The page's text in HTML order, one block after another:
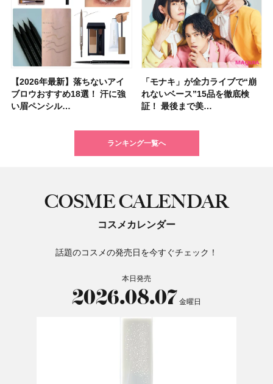
【2026年最新】落ちないアイ
ブロウおすすめ18選！ 汗に強
い眉ペンシル…
「モナキ」が全力ライブで“崩
れないベース”15品を徹底検
証！ 最後まで美…
【2026夏】「ハリ・たるみケ
ア」ランキングTOP5！＜マキ
アビューティ…
【2026夏】「シワケア」ラン
キングTOP5！＜マキアビュー
ティーズが投…
【2026年最新】落ちないアイ
ブロウおすすめ18選！ 汗に強
い眉ペンシル…
「モナキ」が全力ライブで“崩
れないベース”15品を徹底検
証！ 最後まで美…
【2026年】ボディ用日焼け止
めUVのおすすめ20選！ この夏
注目の人気…
「ミス ディオール オードゥ パ
ルファン」が新たな装いで登
場！ シルバー…
【板野友美さんの美活】「最
近、下の歯の矯正を再開したん
です」オーラルケア…
【石井美保さんのおすすめお菓
子＆お茶10選】手土産にもぴっ
たり
【2026年夏】小顔に見えるボ
ブの髪型37選！ レイヤー・切
りっぱなしな…
【2026年】最新トレンド「ボ
ブ」13種類を徹底解説！ 定番
＆人気の髪型…
石井美保さん祝50歳！ アニバ
ーサリーイベントに込めた思
い、今夢中なボデ…
【無印良品】スキンケア×衣料
素材の最強タッグで実現！ 着
るだけで保湿でき…
【全色レビュー】ケイト メロ
ウブラウンアイズ限定色追加！
イエベ・ブルベ別…
【キャンメイク】売切続出！先
行発売中の「クリアヴェールセ
ッティングパウダ…
ランキング一覧へ
COSME CALENDAR
コスメカレンダー
話題のコスメの発売日を今すぐチェック！
本日発売
2026.08.07 金曜日